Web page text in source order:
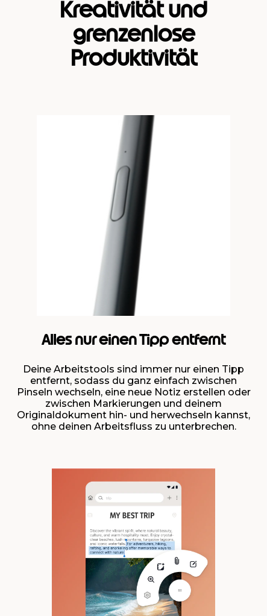
Kreativität und
grenzenlose
Produktivität
Alles nur einen Tipp entfernt
Deine Arbeitstools sind immer nur einen Tipp
entfernt, sodass du ganz einfach zwischen
Pinseln wechseln, eine neue Notiz erstellen oder
zwischen Markierungen und deinem
Originaldokument hin- und herwechseln kannst,
ohne deinen Arbeitsfluss zu unterbrechen.